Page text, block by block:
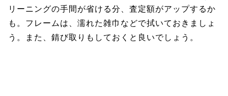
リーニングの手間が省ける分、査定額がアップするか
も。フレームは、濡れた雑巾などで拭いておきましょ
う。また、錆び取りもしておくと良いでしょう。